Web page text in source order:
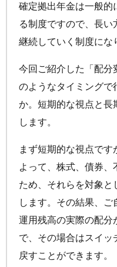
確定拠出年金は一般的
る制度ですので、長
継続していく制度にな
今回ご紹介した「配分
のようなタイミングで
か。短期的な視点と長
します。
まず短期的な視点で
よって、株式、債券、
ため、それらを対象と
します。その結果、ご
運用残高の実際の配分
で、その場合はスイッ
戻すことができます。